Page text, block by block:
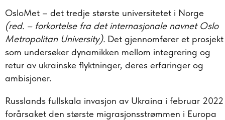
OsloMet – det tredje største universitetet i Norge
(red. – forkortelse fra det internasjonale navnet Oslo
Metropolitan University). Det gjennomfører et prosjekt
som undersøker dynamikken mellom integrering og
retur av ukrainske flyktninger, deres erfaringer og
ambisjoner.
Russlands fullskala invasjon av Ukraina i februar 2022
forårsaket den største migrasjonsstrømmen i Europa